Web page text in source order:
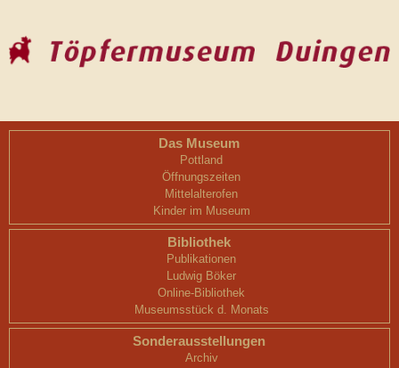
Das Museum
Pottland
Öffnungszeiten
Mittelalterofen
Kinder im Museum
Bibliothek
Publikationen
Ludwig Böker
Online-Bibliothek
Museumsstück d. Monats
Sonderausstellungen
Archiv